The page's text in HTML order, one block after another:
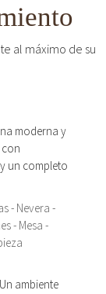
al máximo de su
moderna y
un completo
- Nevera -
- Mesa -
ambiente